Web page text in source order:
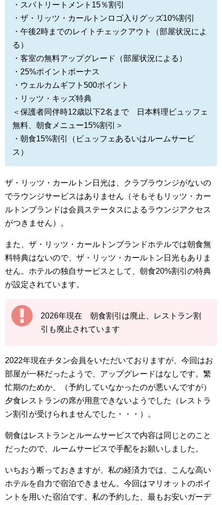
・スパトリートメント15％割引
・ザ・リッツ・カールトンロゴ入りグッズ10%割引
・午後2時までのレイトチェックアウト（部屋状況によ
る）
・客室の無料アップグレード（部屋状況による）
・25%ポイントボーナス
・ウェルカムギフト500ポイント
・リッツ・キッズ特典
＜保護者同伴時12歳以下2名まで 日本料理ビュッフェ
無料、朝食メニュー15%割引＞
・朝食15%割引（ビュッフェあるいはルームサービ
ス）
ザ・リッツ・カールトン日光は、クラブラウンジがないの
でラウンジサービスはありません（そもそもリッツ・カー
ルトンブランドは会員ステータスによるラウンジアクセス
がつきません）。
また、ザ・リッツ・カールトンブランドホテルでは朝食無
料特典はないので、ザ・リッツ・カールトン日光もありま
せん。ホテルの独自サービスとして、朝食20%割引の特典
が設定されています。
2026年現在 朝食割引は廃止、レストラン割
引も廃止されています
2022年現在チタン会員をいただいておりますが、今回はお
部屋が一杯だったようで、アップグレードはなしです。繁
忙期のためか、（予約していなかったのが悪いんですが）
夕食レストランの席が用意できないようでした（レストラ
ン割引が受けられませんでした・・・）。
朝食はレストランとルームサービスで内容は同じとのこと
だったので、ルームサービスで手配をお願いしました。
いちおう断っておきますが、私の経済力では、こんな高い
ホテルを自力で宿泊できません。今回はマリオットのポイ
ントを用いた宿泊です。私の予約した、最もお安いガーデ